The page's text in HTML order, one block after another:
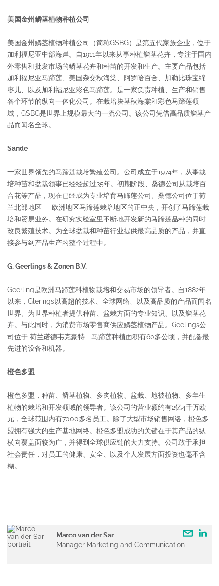
美国金州鳞茎植物种植公司
美国金州鳞茎植物种植公司（简称GSBG）是第五代家族企业，位于
加利福尼亚中部海岸。自1911年以来从事种植鳞茎花卉，专注于国内
外零售和批发市场的鳞茎花卉和种苗的开发和生产。主要产品包括
加利福尼亚马蹄莲、美国杂交秋海棠、阿罗哈百合、加勒比珠宝绵
枣儿、以及加利福尼亚彩色马蹄莲。是一家负责种植、生产和销售
各个环节的纵向一体化公司。在栽培块茎秋海棠和彩色马蹄莲领
域，GSBG是世界上规模最大的一流公司。该公司凭借高品质鳞茎产
品而闻名全球。
Sande
一家世界领先的马蹄莲栽培繁殖公司。公司成立于1974年，从事栽
培种苗和盆栽领事已经经超过35年。初期阶段、桑德公司从栽培百
合花等产品，现在已经成为专业培育马蹄莲公司。桑德公司位于荷
兰北部地区 — 欧洲地区马蹄莲栽培地区的正中央，开创了马蹄莲栽
培和贸易业务。在研究实验室里不断地开发新的马蹄莲品种的同时
改良繁殖技术。为全球盆栽和种苗行业提供最高品质的产品，并直
接参与到产品生产的整个过程中。
G. Geerlings & Zonen B.V.
Geerling是欧洲马蹄莲科植物栽培和交易市场的领导者。自1882年
以来，Glerings以高超的技术、全球网络、以及高品质的产品而闻名
世界。为世界种植者提供种苗、盆栽方面的专业知识、以及鳞茎花
卉。与此同时，为消费市场零售商供应鳞茎植物产品。Geelings公
司位于 荷兰诺德韦克豪特，马蹄莲种植面积有60多公顷，并配备最
先进的设备和机器。
橙色多盟
橙色多盟，种苗、鳞茎植物、多肉植物、盆栽、地被植物、多年生
植物的栽培和开发领域的领导者。该公司的营业额约有2亿4千万欧
元，全球范围内有7000多名员工。除了大型市场销售网络，橙色多
盟拥有强大的生产基地网络。橙色多盟成功的关键在于其产品的纵
横向覆盖面较为广，并得到全球供应链的大力支持。公司敢于承担
社会责任，对员工的健康、安全、以及个人发展方面投资也毫不含
糊。
Marco van der Sar
Manager Marketing and Communication